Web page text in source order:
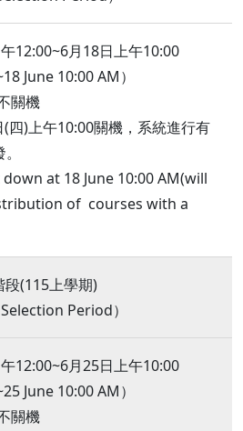
12:00~6月18日上午10:00
June 10:00 AM）
關機
四)上午10:00關機，系統進行有
at 18 June 10:00 AM(will
of courses with a
段(115上學期)
Period）
12:00~6月25日上午10:00
June 10:00 AM）
關機